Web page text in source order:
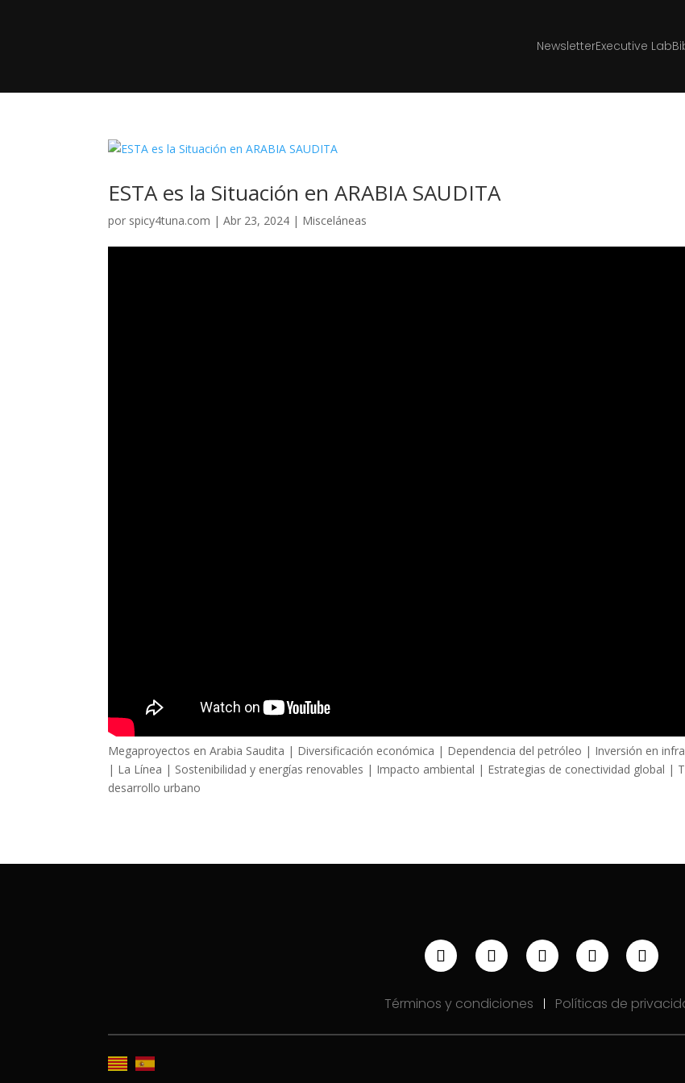
NewsletterExecutive Lab
ESTA es la Situación en ARABIA SAUDITA
por spicy4tuna.com |Abr 23, 2024 | Misceláneas
Megaproyectos en Arabia Saudita | Diversificación económica | Dependencia del petróleo | Inversión en
| La Línea | Sostenibilidad y energías renovables | Impacto ambiental | Estrategias de conectividad global |
desarrollo urbano
Términos y condiciones Políticas de